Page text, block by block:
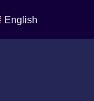
English